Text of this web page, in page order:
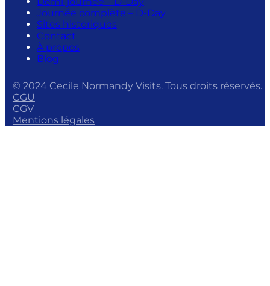
Journée complète – D-Day
Sites historiques
Contact
À propos
Blog
© 2024 Cecile Normandy Visits. Tous droits réservés.
CGU
CGV
Mentions légales